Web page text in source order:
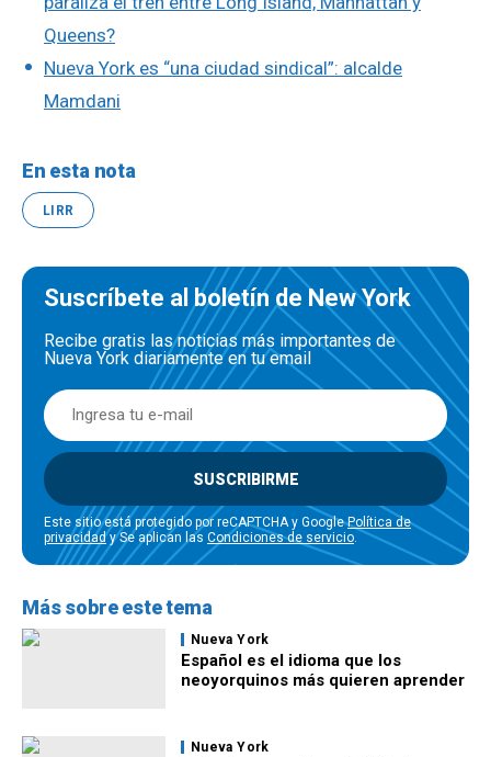
Queens?
Nueva York es “una ciudad sindical”: alcalde
Mamdani
En esta nota
LIRR
Suscríbete al boletín de New York
Recibe gratis las noticias más importantes de
Nueva York diariamente en tu email
SUSCRIBIRME
Este sitio está protegido por reCAPTCHA y GooglePolítica de
privacidady Se aplican las Condiciones de servicio.
Más sobre este tema
Nueva York
Español es el idioma que los
neoyorquinos más quieren aprender
Nueva York